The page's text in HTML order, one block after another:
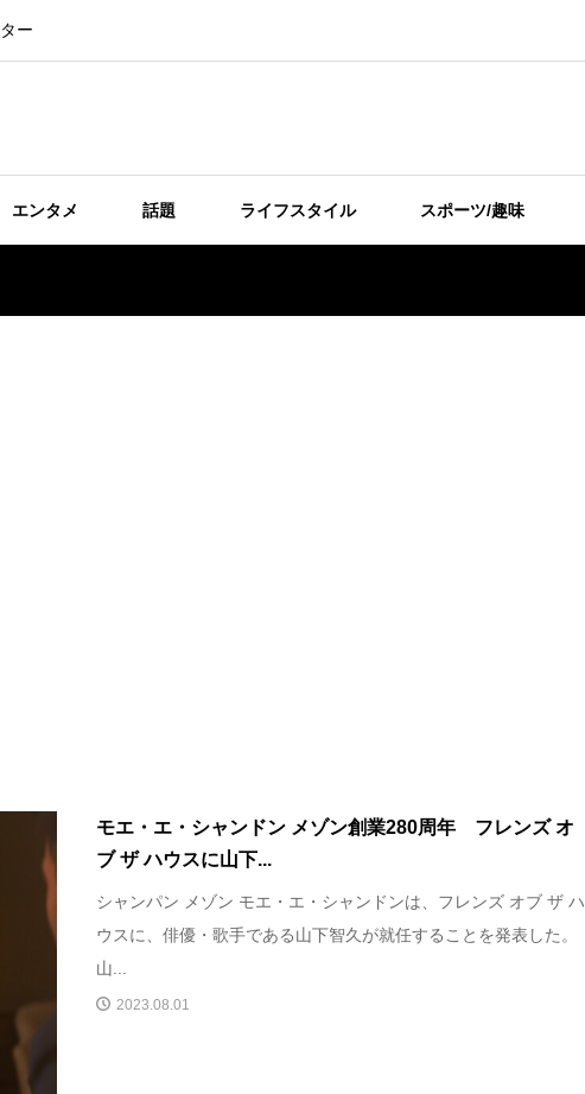
ー
エンタメ 話題 ライフスタイル スポーツ/趣味
モエ・エ・シャンドン メゾン創業280周年 フレンズ オ
ブ ザ ハウスに山下...
シャンパン メゾン モエ・エ・シャンドンは、フレンズ オブ ザ ハ
ウスに、俳優・歌手である山下智久が就任することを発表した。
山...
2023.08.01